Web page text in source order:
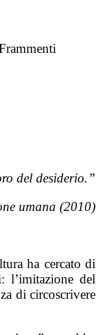
del desiderio.”
umana (2010)
ha cercato di
l’imitazione del
di circoscrivere